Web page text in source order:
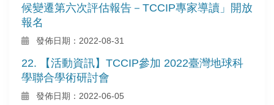
候變遷第六次評估報告－TCCIP專家導讀」開放
報名
發佈日期：2022-08-31
22. 【活動資訊】TCCIP參加 2022臺灣地球科
學聯合學術研討會
發佈日期：2022-06-05